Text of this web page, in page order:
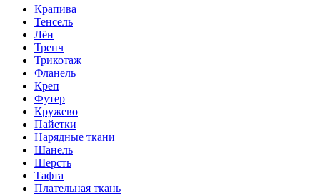
Крапива
Тенсель
Лён
Тренч
Трикотаж
Фланель
Креп
Футер
Кружево
Пайетки
Нарядные ткани
Шанель
Шерсть
Тафта
Плательная ткань